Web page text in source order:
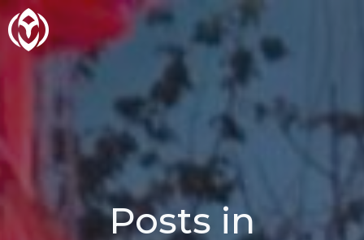
contenu
Posts in